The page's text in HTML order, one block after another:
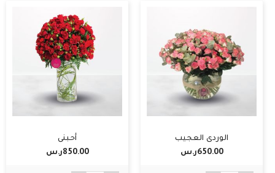
الوردي العجيب
650.00ر.س‏
أحبني
850.00ر.س‏